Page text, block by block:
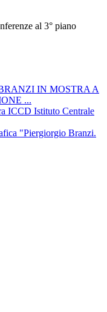
al 3° piano
IN MOSTRA A
...
ICCD Istituto Centrale
"Piergiorgio Branzi.